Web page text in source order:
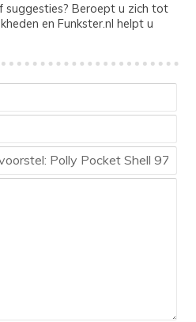
suggesties? Beroept u zich tot
en Funkster.nl helpt u